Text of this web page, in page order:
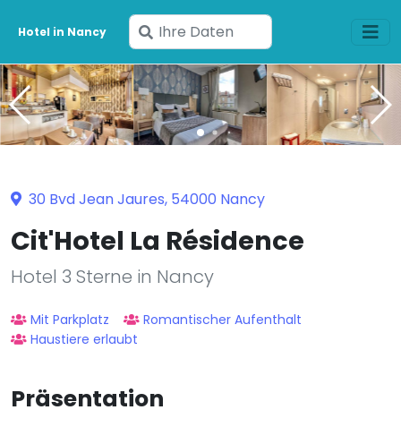
Hotel in Nancy
Geben
Sie
Ihre
Daten
ein
30 Bvd Jean Jaures, 54000 Nancy
Cit'Hotel La Résidence
Hotel 3 Sterne in Nancy
Mit Parkplatz
Romantischer Aufenthalt
Haustiere erlaubt
Präsentation